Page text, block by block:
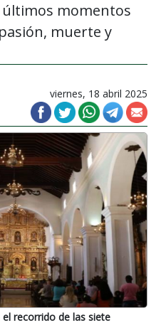
momentos
muerte y
viernes, 18 abril 2025
el recorrido de las siete